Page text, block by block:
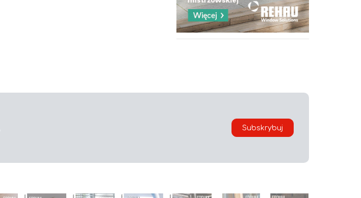
Subskrybuj